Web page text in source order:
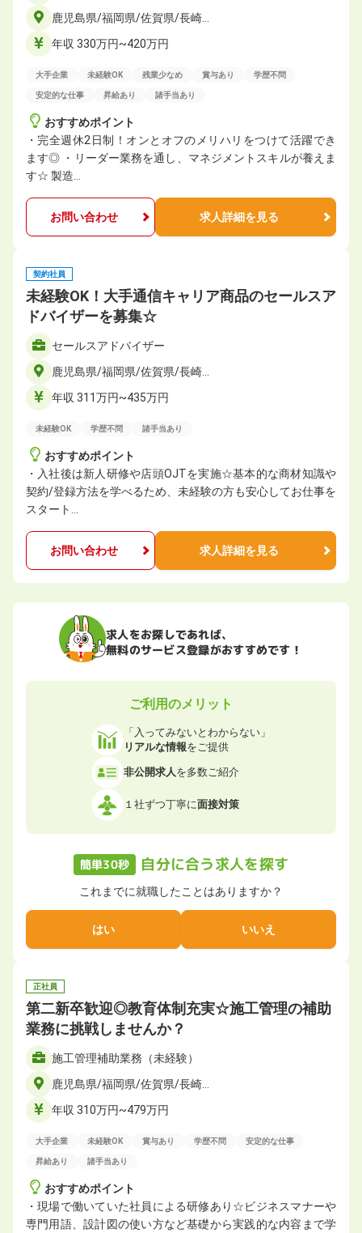
鹿児島県/福岡県/佐賀県/長崎…
年収 330万円~420万円
大手企業 未経験OK 残業少なめ 賞与あり 学歴不問
安定的な仕事 昇給あり 諸手当あり
おすすめポイント
・完全週休2日制！オンとオフのメリハリをつけて活躍でき
ます◎ ・リーダー業務を通し、マネジメントスキルが養えま
す☆ 製造…
お問い合わせ 求人詳細を見る
契約社員
未経験OK！大手通信キャリア商品のセールスア
ドバイザーを募集☆
セールスアドバイザー
鹿児島県/福岡県/佐賀県/長崎…
年収 311万円~435万円
未経験OK 学歴不問 諸手当あり
おすすめポイント
・入社後は新人研修や店頭OJTを実施☆基本的な商材知識や
契約/登録方法を学べるため、未経験の方も安心してお仕事を
スタート…
お問い合わせ 求人詳細を見る
求人をお探しであれば、
無料のサービス登録がおすすめです！
ご利用のメリット
「入ってみないとわからない」
リアルな情報をご提供
非公開求人を多数ご紹介
１社ずつ丁寧に面接対策
簡単30秒 自分に合う求人を探す
これまでに就職したことはありますか？
はい いいえ
正社員
第二新卒歓迎◎教育体制充実☆施工管理の補助
業務に挑戦しませんか？
施工管理補助業務（未経験）
鹿児島県/福岡県/佐賀県/長崎…
年収 310万円~479万円
大手企業 未経験OK 賞与あり 学歴不問 安定的な仕事
昇給あり 諸手当あり
おすすめポイント
・現場で働いていた社員による研修あり☆ビジネスマナーや
専門用語、設計図の使い方など基礎から実践的な内容まで学